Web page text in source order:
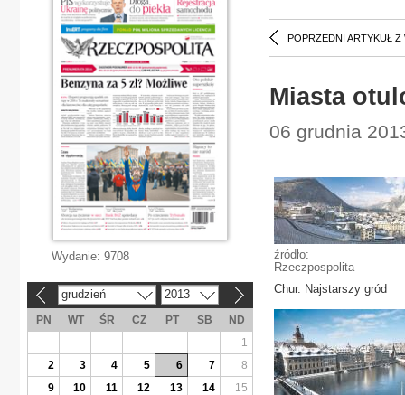
POPRZEDNI ARTYKUŁ Z
Miasta
06 grudnia
źródło:
Rzeczpospolita
Chur. Najstarszy gród
Wydanie: 9708
grudzień 2013
PN WT ŚR CZ PT SB
ND
1
2
3 4 5 6 7
8
9
10 11 12 13 14
15